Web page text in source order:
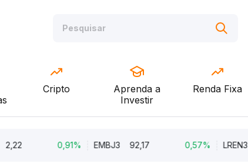
Cripto
Aprenda a
Investir
Renda Fixa
EMBJ3 92,17 LREN3 12,06